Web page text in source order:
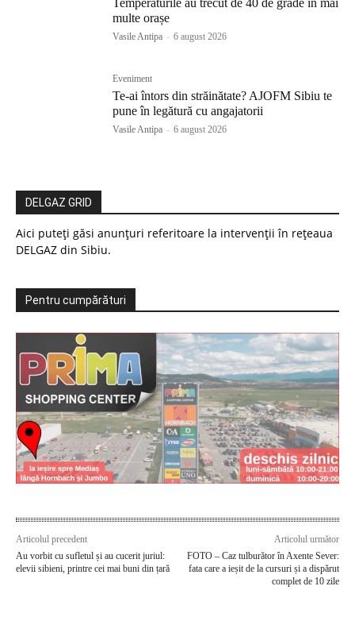
Temperaturile au trecut de 40 de grade în mai
multe orașe
Vasile Antipa - 6 august 2026
Eveniment
Te-ai întors din străinătate? AJOFM Sibiu te
pune în legătură cu angajatorii
Vasile Antipa - 6 august 2026
DELGAZ GRID
Aici puteți găsi anunțuri referitoare la intervenții în rețeaua
DELGAZ din Sibiu.
Pentru cumpărături
Articolul precedent
Au vorbit cu sufletul și au cucerit juriul:
elevii sibieni, printre cei mai buni din țară
Articolul următor
FOTO – Caz tulburător în Axente Sever:
fata care a ieșit de la cursuri și a dispărut
complet de 10 zile